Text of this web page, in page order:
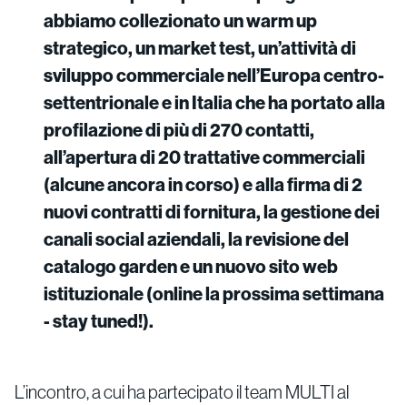
abbiamo collezionato un warm up
strategico, un market test, un’attività di
sviluppo commerciale nell’Europa centro-
settentrionale e in Italia che ha portato alla
profilazione di più di 270 contatti,
all’apertura di 20 trattative commerciali
(alcune ancora in corso) e alla firma di 2
nuovi contratti di fornitura, la gestione dei
canali social aziendali, la revisione del
catalogo garden e un nuovo sito web
istituzionale (online la prossima settimana
- stay tuned!).
L’incontro, a cui ha partecipato il team MULTI al